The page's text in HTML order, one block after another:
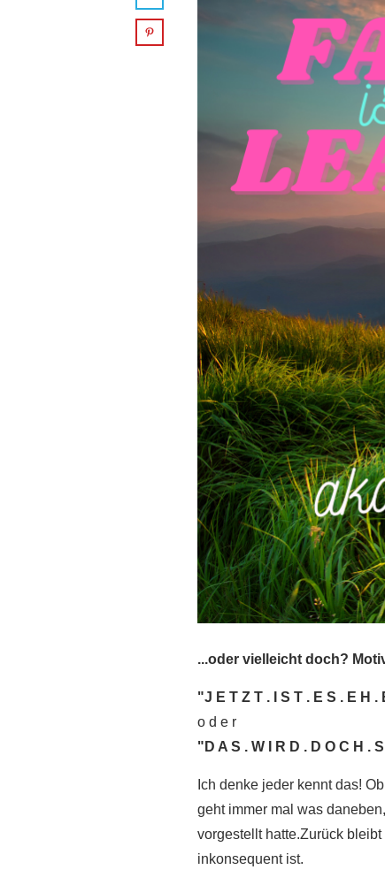
...oder vielleicht doch?
"J E T Z T . I S T . E S . E H .
o d e r
"D A S . W I R D . D O C H .
Ich denke jeder kennt das!
geht immer mal was
vorgestellt hatte.Zurück
inkonsequent ist.